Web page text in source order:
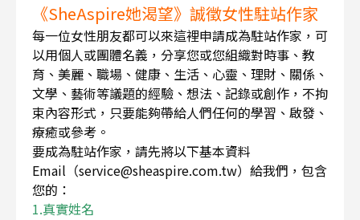
《SheAspire她渴望》誠徵女性駐站作家
每一位女性朋友都可以來這裡申請成為駐站作家，可
以用個人或團體名義，分享您或您組織對時事、教
育、美麗、職場、健康、生活、心靈、理財、關係、
文學、藝術等議題的經驗、想法、記錄或創作，不拘
束內容形式，只要能夠帶給人們任何的學習、啟發、
療癒或參考。
要成為駐站作家，請先將以下基本資料
Email（service@sheaspire.com.tw）給我們，包含
您的：
1.真實姓名